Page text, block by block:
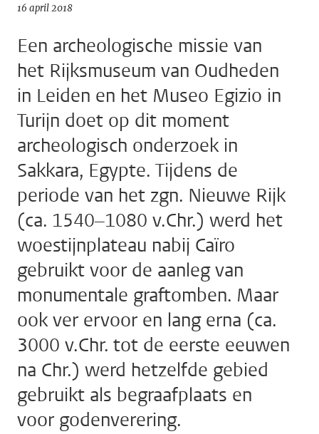
16 april 2018
Een archeologische missie van
het Rijksmuseum van Oudheden
in Leiden en het Museo Egizio in
Turijn doet op dit moment
archeologisch onderzoek in
Sakkara, Egypte. Tijdens de
periode van het zgn. Nieuwe Rijk
(ca. 1540–1080 v.Chr.) werd het
woestijnplateau nabij Caïro
gebruikt voor de aanleg van
monumentale graftomben. Maar
ook ver ervoor en lang erna (ca.
3000 v.Chr. tot de eerste eeuwen
na Chr.) werd hetzelfde gebied
gebruikt als begraafplaats en
voor godenverering.